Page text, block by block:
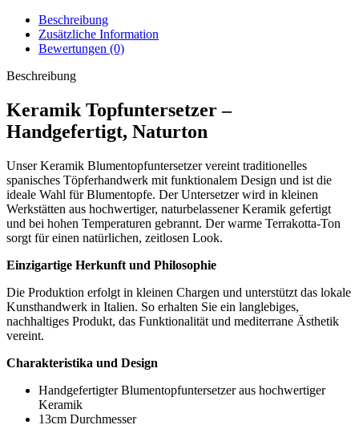
Beschreibung
Zusätzliche Information
Bewertungen (0)
Beschreibung
Keramik Topfuntersetzer –
Handgefertigt, Naturton
Unser Keramik Blumentopfuntersetzer vereint traditionelles
spanisches Töpferhandwerk mit funktionalem Design und ist die
ideale Wahl für Blumentopfe. Der Untersetzer wird in kleinen
Werkstätten aus hochwertiger, naturbelassener Keramik gefertigt
und bei hohen Temperaturen gebrannt. Der warme Terrakotta-Ton
sorgt für einen natürlichen, zeitlosen Look.
Einzigartige Herkunft und Philosophie
Die Produktion erfolgt in kleinen Chargen und unterstützt das lokale
Kunsthandwerk in Italien. So erhalten Sie ein langlebiges,
nachhaltiges Produkt, das Funktionalität und mediterrane Ästhetik
vereint.
Charakteristika und Design
Handgefertigter Blumentopfuntersetzer aus hochwertiger
Keramik
13cm Durchmesser